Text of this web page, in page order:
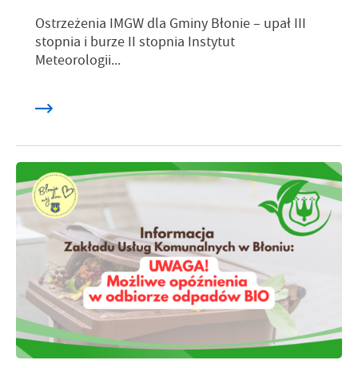
Ostrzeżenia IMGW dla Gminy Błonie – upał III
stopnia i burze II stopnia Instytut
Meteorologii...